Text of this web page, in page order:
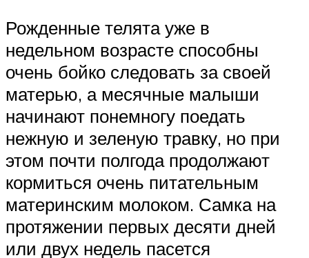
Рожденные телята уже в
недельном возрасте способны
очень бойко следовать за своей
матерью, а месячные малыши
начинают понемногу поедать
нежную и зеленую травку, но при
этом почти полгода продолжают
кормиться очень питательным
материнским молоком. Самка на
протяжении первых десяти дней
или двух недель пасется